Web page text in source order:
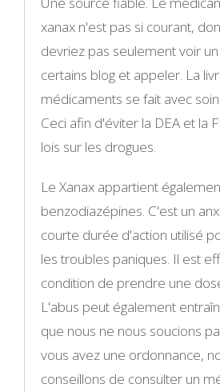
xanax n'est pas si courant,
devriez pas seulement voir
certains blog et appeler. La
médicaments se fait avec
Ceci afin d'éviter la DEA et la
lois sur les drogues.
Le Xanax appartient
benzodiazépines. C'est un
courte durée d'action utilisé
les troubles paniques. Il est
condition de prendre une
L'abus peut également
que nous ne nous soucions
vous avez une ordonnance,
conseillons de consulter un